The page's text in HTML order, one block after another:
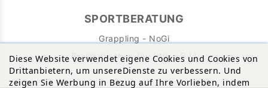
SPORTBERATUNG
Grappling - NoGi
Brasilianisches Jiu-Jitsu - BJJ
Diese Website verwendet eigene Cookies und Cookies von
Drittanbietern, um unsereDienste zu verbessern. Und
zeigen Sie Werbung in Bezug auf Ihre Vorlieben, indem